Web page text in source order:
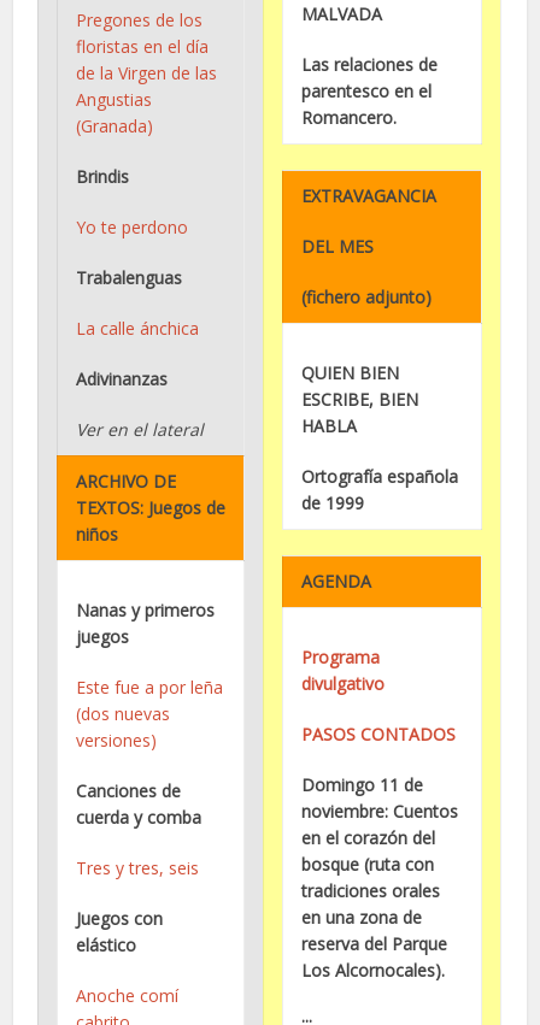
Pregones de los
floristas en el día
de la Virgen de las
Angustias
(Granada)
Brindis
Yo te perdono
Trabalenguas
La calle ánchica
Adivinanzas
Ver en el lateral
ARCHIVO DE
TEXTOS: Juegos de
niños
Nanas y primeros
juegos
Este fue a por leña
(dos nuevas
versiones)
Canciones de
cuerda y comba
Tres y tres, seis
Juegos con
elástico
Anoche comí
MALVADA
Las relaciones de
parentesco en el
Romancero.
EXTRAVAGANCIA
DEL MES
(fichero adjunto)
QUIEN BIEN
ESCRIBE, BIEN
HABLA
Ortografía española
de 1999
AGENDA
Programa
divulgativo
PASOS CONTADOS
Domingo 11 de
noviembre: Cuentos
en el corazón del
bosque (ruta con
tradiciones orales
en una zona de
reserva del Parque
Los Alcornocales).